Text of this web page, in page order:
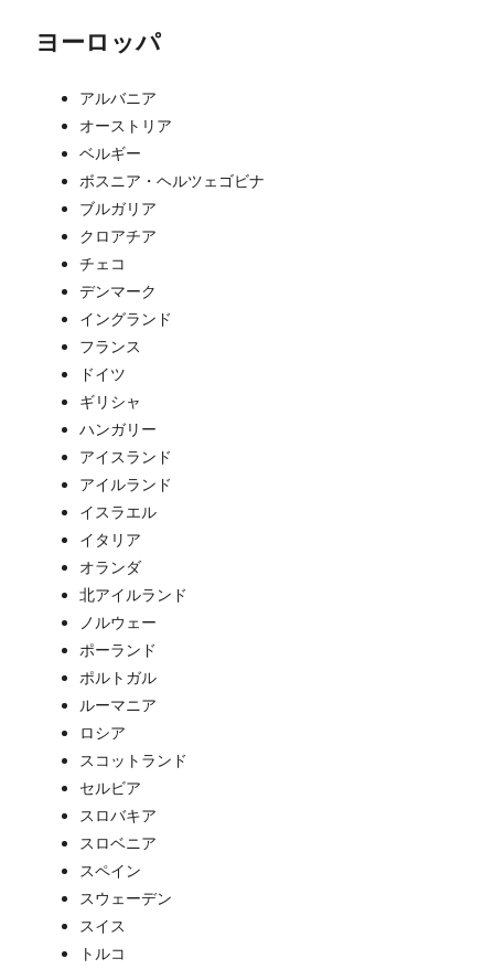
ヨーロッパ
アルバニア
オーストリア
ベルギー
ボスニア・ヘルツェゴビナ
ブルガリア
クロアチア
チェコ
デンマーク
イングランド
フランス
ドイツ
ギリシャ
ハンガリー
アイスランド
アイルランド
イスラエル
イタリア
オランダ
北アイルランド
ノルウェー
ポーランド
ポルトガル
ルーマニア
ロシア
スコットランド
セルビア
スロバキア
スロベニア
スペイン
スウェーデン
スイス
トルコ